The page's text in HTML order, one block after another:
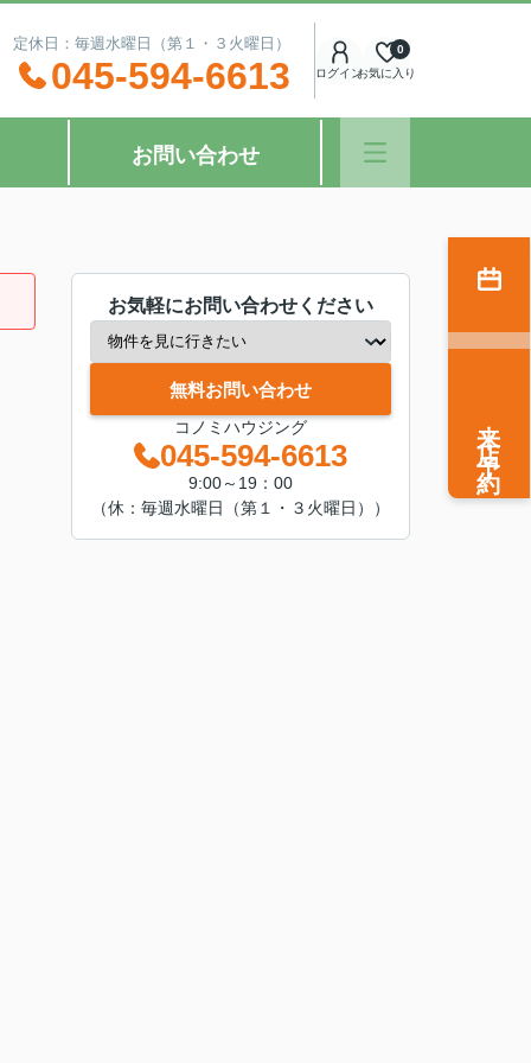
休日：毎週水曜日（第１・３火曜日）
045-594-6613 ログインお気に入り
0
お問い合わせ
お気軽にお問い合わせください
無料お問い合わせ
コノミハウジング
045-594-6613
9:00～19：00
（休：毎週水曜日（第１・３火曜日））
来店予約